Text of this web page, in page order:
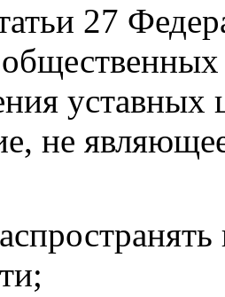
27
уставных
не